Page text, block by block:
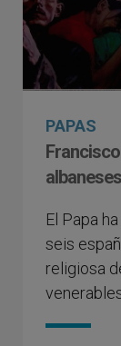
PAPAS
El Papa
seis
religiosa